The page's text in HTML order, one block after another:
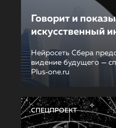
Говорит и
искусственный
Нейросеть Сбера
видение будущего —
Plus‑one.ru
СПЕЦПРОЕКТ